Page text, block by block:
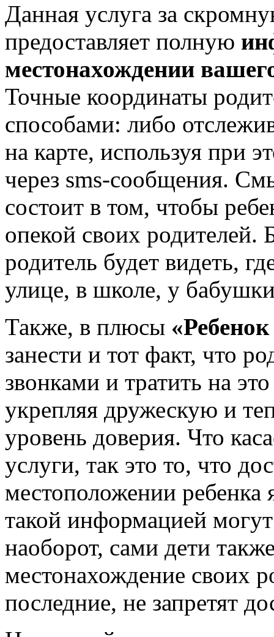
Данная услуга за
предоставляет полную
местонахождении
Точные координаты
способами: либо
на карте, используя при
через sms-сообщения.
состоит в том, чтобы
опекой своих родителей.
родитель будет видеть,
улице, в школе, у
Также, в плюсы
занести и тот факт, что
звонками и тратить на
укрепляя дружескую и
уровень доверия. Что
услуги, так это то, что
местоположении ребенка
такой информацией
наоборот, сами дети
местонахождение своих
последние, не запретят